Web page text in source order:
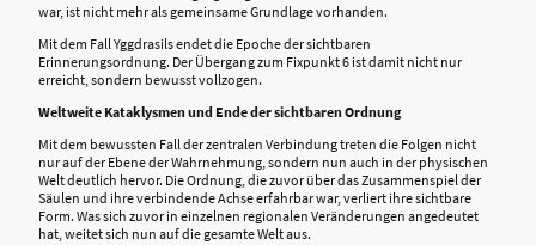
war, ist nicht mehr als gemeinsame Grundlage vorhanden.
Mit dem Fall Yggdrasils endet die Epoche der sichtbaren
Erinnerungsordnung. Der Übergang zum Fixpunkt 6 ist damit nicht nur
erreicht, sondern bewusst vollzogen.
Weltweite Kataklysmen und Ende der sichtbaren Ordnung
Mit dem bewussten Fall der zentralen Verbindung treten die Folgen nicht
nur auf der Ebene der Wahrnehmung, sondern nun auch in der physischen
Welt deutlich hervor. Die Ordnung, die zuvor über das Zusammenspiel der
Säulen und ihre verbindende Achse erfahrbar war, verliert ihre sichtbare
Form. Was sich zuvor in einzelnen regionalen Veränderungen angedeutet
hat, weitet sich nun auf die gesamte Welt aus.